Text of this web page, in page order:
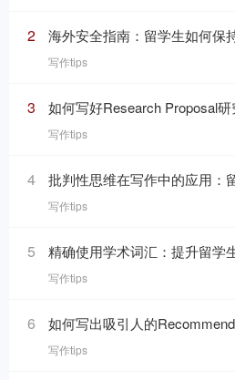
2 海外安全指南：留学生如何保
写作tips
3 如何写好Research Proposal研究计
写作tips
4 批判性思维在写作中的应用：
写作tips
5 精确使用学术词汇：提升留学
写作tips
6 如何写出吸引人的
写作tips